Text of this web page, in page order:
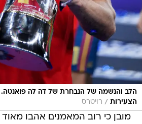
הלב והנשמה של הנבחרת של דה לה פואנטה.
הצעירות / רויטרס
מובן כי רוב המאמנים אהבו